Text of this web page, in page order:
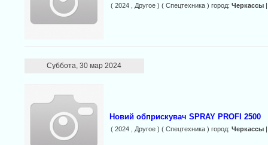
( 2024 , Другое ) ( Спецтехника ) город: Черкассы|
Суббота, 30 мар 2024
Новий обприскувач SPRAY PROFI 2500
( 2024 , Другое ) ( Спецтехника ) город: Черкассы|